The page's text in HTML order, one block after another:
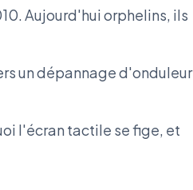
Aujourd'hui orphelins, ils
un dépannage d'onduleur
l'écran tactile se fige, et